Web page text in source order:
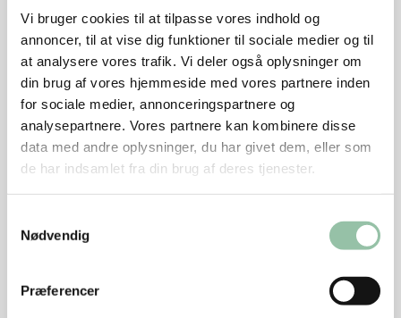
Vi bruger cookies til at tilpasse vores indhold og
annoncer, til at vise dig funktioner til sociale medier og til
at analysere vores trafik. Vi deler også oplysninger om
din brug af vores hjemmeside med vores partnere inden
for sociale medier, annonceringspartnere og
analysepartnere. Vores partnere kan kombinere disse
data med andre oplysninger, du har givet dem, eller som
de har indsamlet fra din brug af deres tjenester.
Nødvendig
Præferencer
Pynt:
12 spejderhagl
Evt. en kvist frisk timian
8 små træspid
Sådan gør du
du har en dejlig sirup ca. 10 minutter
Rens lever for sene og årer og skær den i små tern på
Varm olie på en pande ved god varme og rist leveren